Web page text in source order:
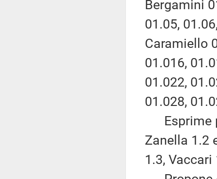
Bergamini
01.05,
Caramiello
01.016,
01.022,
01.028,
Esprime
Zanella 1.2
1.3,